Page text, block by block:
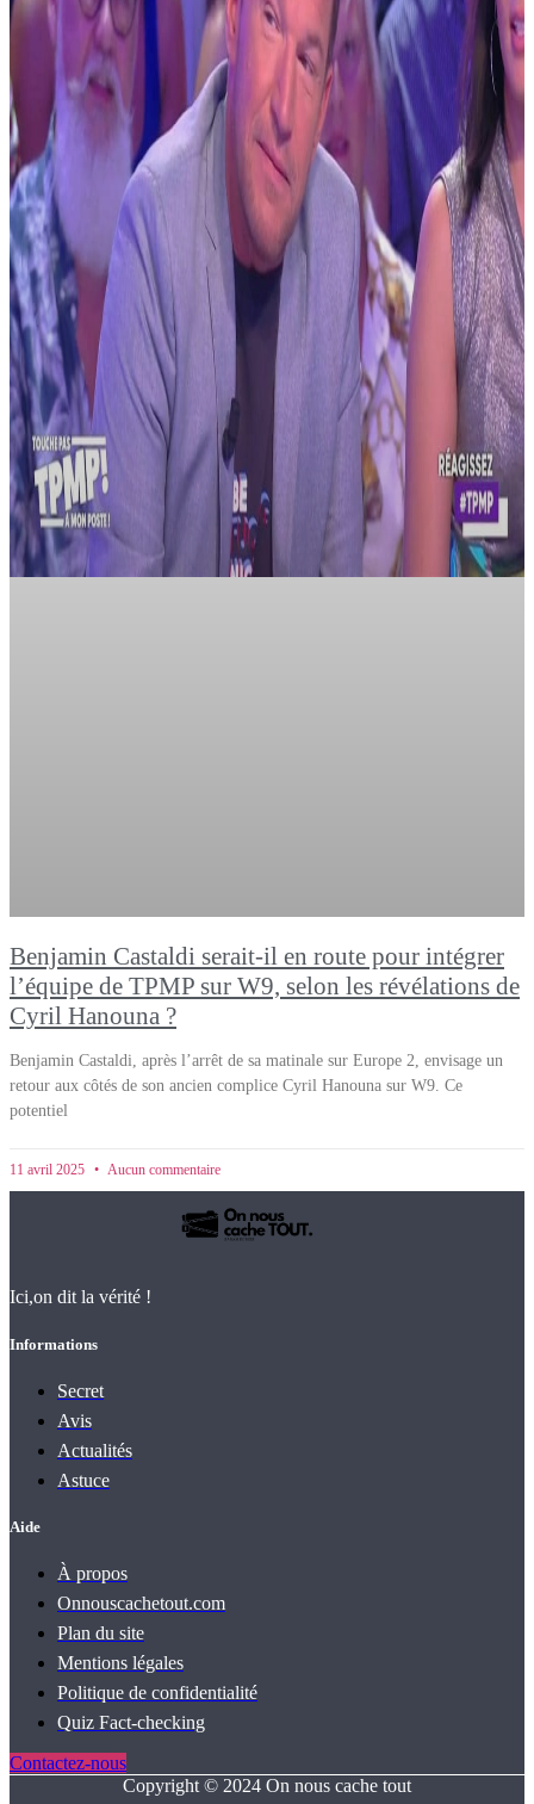
Benjamin Castaldi serait-il en route pour intégrer
l’équipe de TPMP sur W9, selon les révélations de
Cyril Hanouna ?
Benjamin Castaldi, après l’arrêt de sa matinale sur Europe 2, envisage un
retour aux côtés de son ancien complice Cyril Hanouna sur W9. Ce
potentiel
11 avril 2025 Aucun commentaire
Ici,on dit la vérité !
Informations
Secret
Avis
Actualités
Astuce
Aide
À propos
Onnouscachetout.com
Plan du site
Mentions légales
Politique de confidentialité
Quiz Fact‑checking
Contactez-nous
Copyright © 2024 On nous cache tout